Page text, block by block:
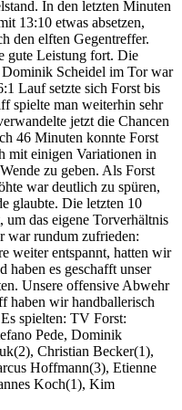
In den letzten Minuten
13:10 etwas absetzen,
den elften Gegentreffer.
gute Leistung fort. Die
Scheidel im Tor war
Lauf setzte sich Forst bis
spielte man weiterhin sehr
jetzt die Chancen
46 Minuten konnte Forst
mit einigen Variationen in
zu geben. Als Forst
war deutlich zu spüren,
glaubte. Die letzten 10
um das eigene Torverhältnis
war rundum zufrieden:
weiter entspannt, hatten wir
haben es geschafft unser
Unsere offensive Abwehr
haben wir handballerisch
spielten: TV Forst:
Pede, Dominik
Christian Becker(1),
Hoffmann(3), Etienne
Koch(1), Kim